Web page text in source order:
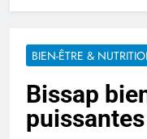
BIEN-ÊTRE &
Bissap